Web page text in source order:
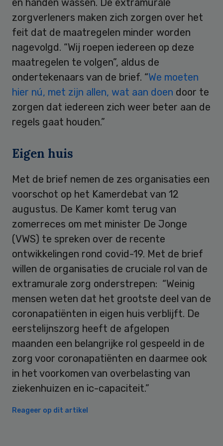
zorgverleners maken zich zorgen over het
feit dat de maatregelen minder worden
nagevolgd. “Wij roepen iedereen op deze
maatregelen te volgen”, aldus de
ondertekenaars van de brief. “We moeten
hier nú, met zijn allen, wat aan doen door te
zorgen dat iedereen zich weer beter aan de
regels gaat houden.”
Eigen huis
Met de brief nemen de zes organisaties een
voorschot op het Kamerdebat van 12
augustus. De Kamer komt terug van
zomerreces om met minister De Jonge
(VWS) te spreken over de recente
ontwikkelingen rond covid-19. Met de brief
willen de organisaties de cruciale rol van de
extramurale zorg onderstrepen: “Weinig
mensen weten dat het grootste deel van de
coronapatiënten in eigen huis verblijft. De
eerstelijnszorg heeft de afgelopen
maanden een belangrijke rol gespeeld in de
zorg voor coronapatiënten en daarmee ook
in het voorkomen van overbelasting van
ziekenhuizen en ic-capaciteit.”
Reageer op dit artikel